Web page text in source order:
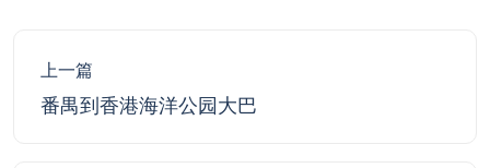
上一篇
番禺到香港海洋公园大巴